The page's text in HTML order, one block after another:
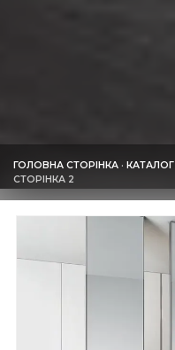
ГОЛОВНА СТОРІНКА · КАТАЛОГ
СТОРІНКА 2